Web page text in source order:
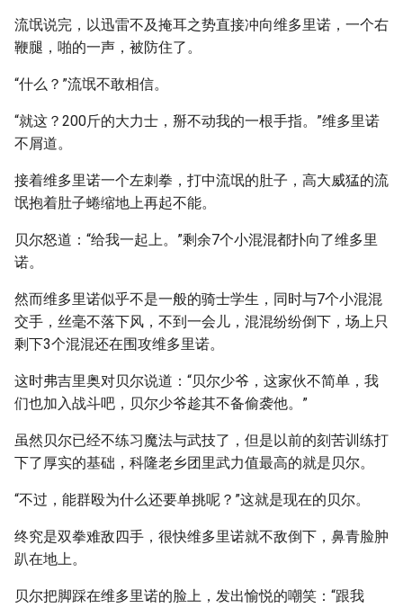
流氓说完，以迅雷不及掩耳之势直接冲向维多里诺，一个右
鞭腿，啪的一声，被防住了。
“什么？”流氓不敢相信。
“就这？200斤的大力士，掰不动我的一根手指。”维多里诺
不屑道。
接着维多里诺一个左刺拳，打中流氓的肚子，高大威猛的流
氓抱着肚子蜷缩地上再起不能。
贝尔怒道：“给我一起上。”剩余7个小混混都扑向了维多里
诺。
然而维多里诺似乎不是一般的骑士学生，同时与7个小混混
交手，丝毫不落下风，不到一会儿，混混纷纷倒下，场上只
剩下3个混混还在围攻维多里诺。
这时弗吉里奥对贝尔说道：“贝尔少爷，这家伙不简单，我
们也加入战斗吧，贝尔少爷趁其不备偷袭他。”
虽然贝尔已经不练习魔法与武技了，但是以前的刻苦训练打
下了厚实的基础，科隆老乡团里武力值最高的就是贝尔。
“不过，能群殴为什么还要单挑呢？”这就是现在的贝尔。
终究是双拳难敌四手，很快维多里诺就不敌倒下，鼻青脸肿
趴在地上。
贝尔把脚踩在维多里诺的脸上，发出愉悦的嘲笑：“跟我